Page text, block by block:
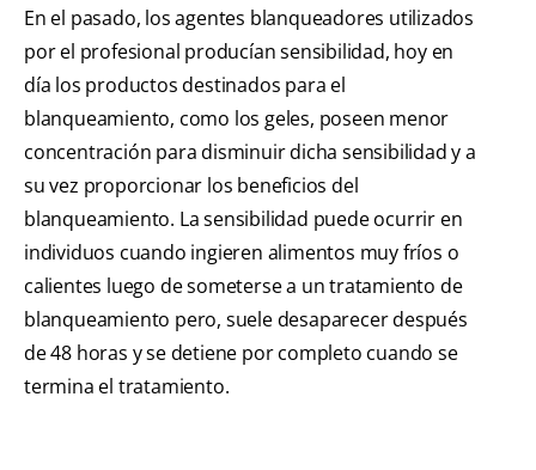
En el pasado, los agentes blanqueadores utilizados
por el profesional producían sensibilidad, hoy en
día los productos destinados para el
blanqueamiento, como los geles, poseen menor
concentración para disminuir dicha sensibilidad y a
su vez proporcionar los beneficios del
blanqueamiento. La sensibilidad puede ocurrir en
individuos cuando ingieren alimentos muy fríos o
calientes luego de someterse a un tratamiento de
blanqueamiento pero, suele desaparecer después
de 48 horas y se detiene por completo cuando se
termina el tratamiento.